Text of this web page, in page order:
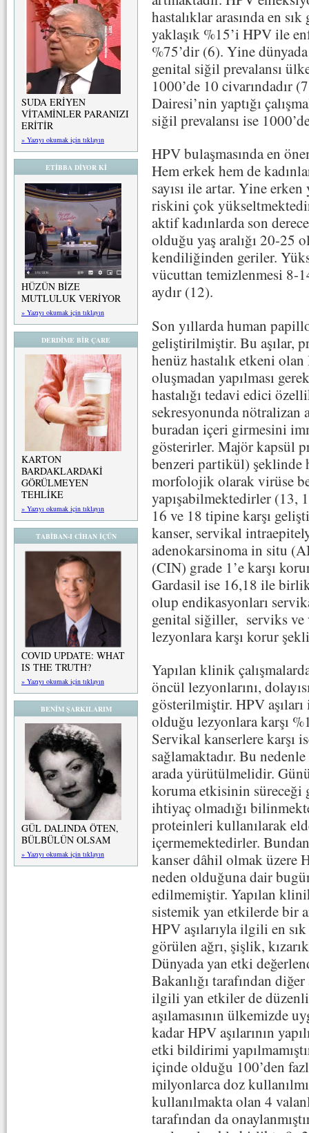
SUDA ERİYEN
VİTAMİNLER PARANIZI
ERİTİR
» Yazıyı okumak için tıklayın
ETİBBA DİYOR Kİ
HÜZÜN BİZE
MUTLULUK VERİYOR
» Yazıyı okumak için tıklayın
DERDİME BİR ÇARE
KARTON
BARDAKLARDAKİ
GÖRÜLMEYEN
TEHLİKE
» Yazıyı okumak için tıklayın
TABİBAN-I CİHAN İÇÜN
COVID UPDATE: WHAT
IS THE TRUTH?
» Yazıyı okumak için tıklayın
BENİM ŞARKILARIM
GÜL DALINDA ÖTEN,
BÜLBÜLÜN OLSAM
» Yazıyı okumak için tıklayın
hastalıklar arasında en
yaklaşık %15’i HPV ile
%75’dir (6). Yine
genital siğil prevalansı
1000’de 10 civarındadır
Dairesi’nin yaptığı
siğil prevalansı ise
HPV bulaşmasında en
Hem erkek hem de
sayısı ile artar. Yine
riskini çok
aktif kadınlarda son
olduğu yaş aralığı 20-25
kendiliğinden geriler.
vücuttan temizlenmesi 8-
aydır (12).
Son yıllarda human
geliştirilmiştir. Bu aşılar,
henüz hastalık etkeni
oluşmadan yapılması
hastalığı tedavi edici
sekresyonunda nötralizan
buradan içeri girmesini
gösterirler. Majör kapsül
benzeri partikül) şeklinde
morfolojik olarak virüse
yapışabilmektedirler (13,
16 ve 18 tipine karşı
kanser, servikal
adenokarsinoma in situ
(CIN) grade 1’e karşı
Gardasil ise 16,18 ile
olup endikasyonları
genital siğiller, serviks ve
lezyonlara karşı korur
Yapılan klinik
öncül lezyonlarını,
gösterilmiştir. HPV
olduğu lezyonlara karşı
Servikal kanserlere karşı
sağlamaktadır. Bu
arada yürütülmelidir.
koruma etkisinin süreceği
ihtiyaç olmadığı
proteinleri kullanılarak
içermemektedirler.
kanser dâhil olmak üzere
neden olduğuna dair
edilmemiştir. Yapılan
sistemik yan etkilerde bir
HPV aşılarıyla ilgili en
görülen ağrı, şişlik,
Dünyada yan etki
Bakanlığı tarafından
ilgili yan etkiler de
aşılamasının ülkemizde
kadar HPV aşılarının
etki bildirimi
içinde olduğu 100’den
milyonlarca doz
kullanılmakta olan 4
tarafından da